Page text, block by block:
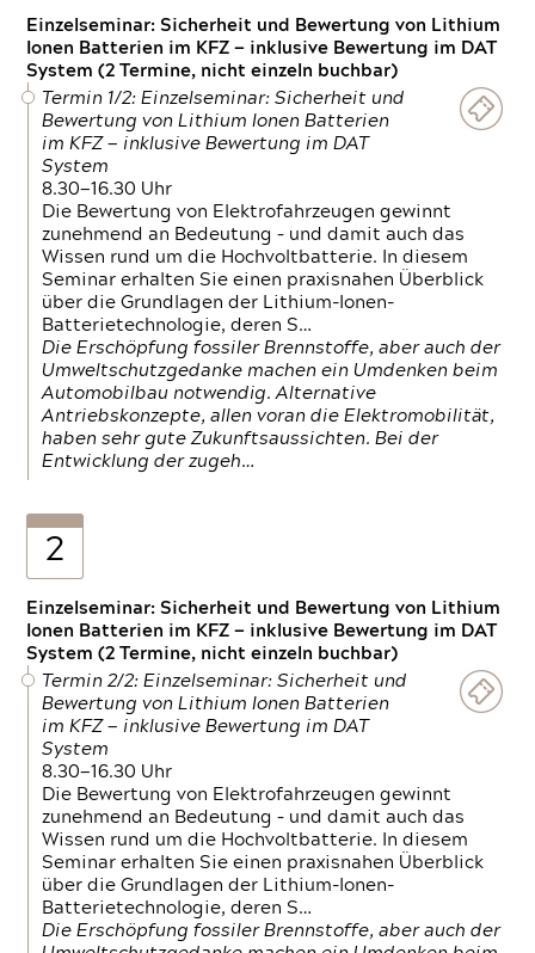
Einzelseminar: Sicherheit und Bewertung von Lithium
Ionen Batterien im KFZ — inklusive Bewertung im DAT
System (2 Termine, nicht einzeln buchbar)
Termin 1/2: Einzelseminar: Sicherheit und
Bewertung von Lithium Ionen Batterien
im KFZ — inklusive Bewertung im DAT
System
8.30—16.30 Uhr
Die Bewertung von Elektrofahrzeugen gewinnt
zunehmend an Bedeutung – und damit auch das
Wissen rund um die Hochvoltbatterie. In diesem
Seminar erhalten Sie einen praxisnahen Überblick
über die Grundlagen der Lithium-Ionen-
Batterietechnologie, deren S…
Die Erschöpfung fossiler Brennstoffe, aber auch der
Umweltschutzgedanke machen ein Umdenken beim
Automobilbau notwendig. Alternative
Antriebskonzepte, allen voran die Elektromobilität,
haben sehr gute Zukunftsaussichten. Bei der
Entwicklung der zugeh…
2
Einzelseminar: Sicherheit und Bewertung von Lithium
Ionen Batterien im KFZ — inklusive Bewertung im DAT
System (2 Termine, nicht einzeln buchbar)
Termin 2/2: Einzelseminar: Sicherheit und
Bewertung von Lithium Ionen Batterien
im KFZ — inklusive Bewertung im DAT
System
8.30—16.30 Uhr
Die Bewertung von Elektrofahrzeugen gewinnt
zunehmend an Bedeutung – und damit auch das
Wissen rund um die Hochvoltbatterie. In diesem
Seminar erhalten Sie einen praxisnahen Überblick
über die Grundlagen der Lithium-Ionen-
Batterietechnologie, deren S…
Die Erschöpfung fossiler Brennstoffe, aber auch der